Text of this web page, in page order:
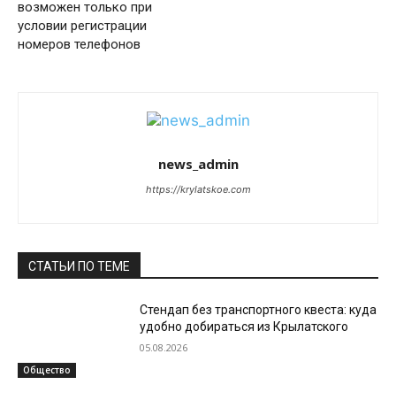
возможен только при
условии регистрации
номеров телефонов
news_admin
https://krylatskoe.com
СТАТЬИ ПО ТЕМЕ
Общество
Стендап без транспортного квеста: куда
удобно добираться из Крылатского
05.08.2026